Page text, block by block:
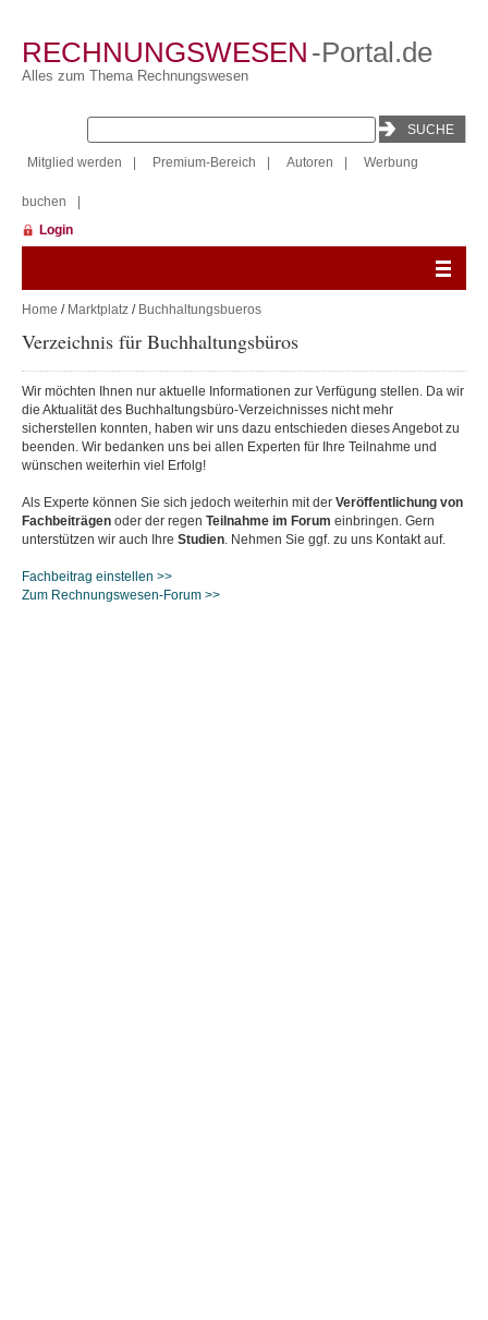
RECHNUNGSWESEN -Portal.de
Alles zum Thema Rechnungswesen
Mitglied werden Premium-Bereich Autoren Werbung
buchen
Login
Home / Marktplatz / Buchhaltungsbueros
Verzeichnis für Buchhaltungsbüros
Wir möchten Ihnen nur aktuelle Informationen zur Verfügung stellen. Da wir
die Aktualität des Buchhaltungsbüro-Verzeichnisses nicht mehr
sicherstellen konnten, haben wir uns dazu entschieden dieses Angebot zu
beenden. Wir bedanken uns bei allen Experten für Ihre Teilnahme und
wünschen weiterhin viel Erfolg!
Als Experte können Sie sich jedoch weiterhin mit der Veröffentlichung von
Fachbeiträgen oder der regen Teilnahme im Forum einbringen. Gern
unterstützen wir auch Ihre Studien. Nehmen Sie ggf. zu uns Kontakt auf.
Fachbeitrag einstellen >>
Zum Rechnungswesen-Forum >>